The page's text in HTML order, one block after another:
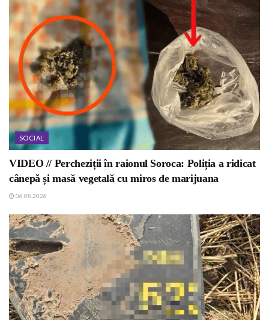
SOCIAL
VIDEO // Percheziții în raionul Soroca: Poliția a ridicat
cânepă și masă vegetală cu miros de marijuana
06.08.2026